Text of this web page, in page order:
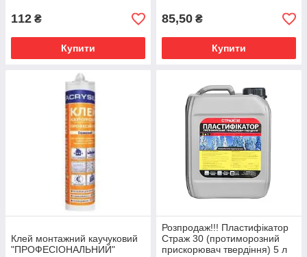
112 ₴
Купити
85,50 ₴
Купити
Клей монтажний каучуковий
"ПРОФЕСІОНАЛЬНИЙ"
Розпродаж!!! Пластифікатор
Страж 30 (протиморозний
прискорювач твердіння) 5 л